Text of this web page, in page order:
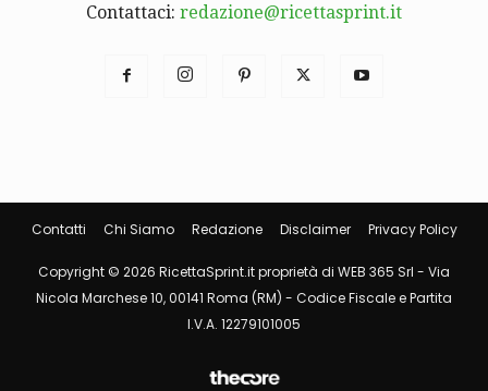
Contattaci: redazione@ricettasprint.it
Contatti Chi Siamo Redazione Disclaimer Privacy Policy
Copyright © 2026 RicettaSprint.it proprietà di WEB 365 Srl - Via
Nicola Marchese 10, 00141 Roma (RM) - Codice Fiscale e Partita
I.V.A. 12279101005